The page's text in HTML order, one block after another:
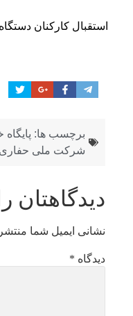
استقبال کارکنان
برچسب ها:
شرکت ملی حفاری
دیدگاهتان
نشانی ایمیل شما
دیدگاه *